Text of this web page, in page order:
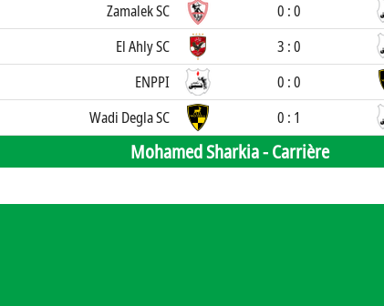
Zamalek SC 0 : 0
El Ahly SC 3 : 0
ENPPI 0 : 0
Wadi Degla SC 0 : 1
Mohamed Sharkia -Carrière